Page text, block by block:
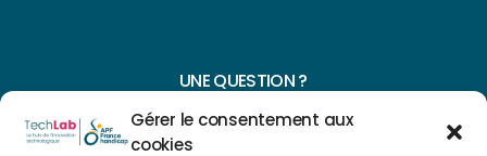
Gérer le consentement aux
cookies
UNE QUESTION ?
CONTACTEZ-NOUS